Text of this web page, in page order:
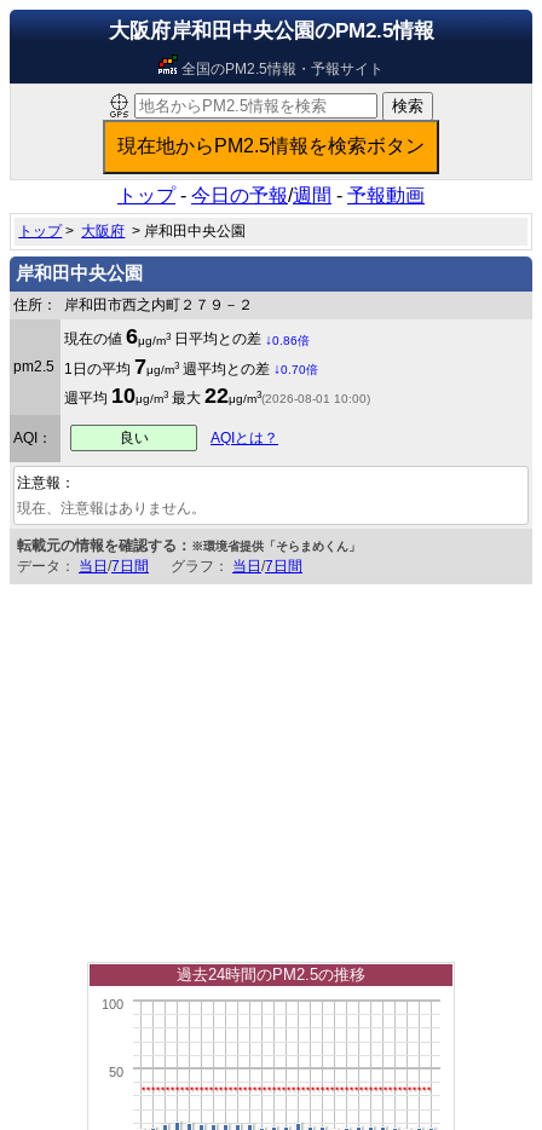
大阪府岸和田中央公園のPM2.5情報
全国のPM2.5情報・予報サイト
トップ- 今日の予報/週間 - 予報動画
トップ>大阪府 > 岸和田中央公園
岸和田中央公園
住所： 岸和田市西之内町２７９－２
pm2.5
現在の値 6μg/m3 日平均との差 ↓0.86倍
1日の平均 7μg/m3 週平均との差 ↓0.70倍
週平均 10μg/m3 最大 22μg/m3(2026-08-01 10:00)
AQI： 良い AQIとは？
注意報：
現在、注意報はありません。
転載元の情報を確認する： ※環境省提供「そらまめくん」
データ： 当日 /7日間 グラフ： 当日 /7日間
50
100
過去24時間のPM2.5の推移